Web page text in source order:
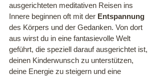
ausgerichteten meditativen Reisen ins
Innere beginnen oft mit der Entspannung
des Körpers und der Gedanken. Von dort
aus wirst du in eine fantasievolle Welt
geführt, die speziell darauf ausgerichtet ist,
deinen Kinderwunsch zu unterstützen,
deine Energie zu steigern und eine